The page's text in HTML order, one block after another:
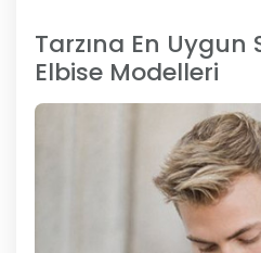
Tarzına En Uygun
Elbise Modelleri